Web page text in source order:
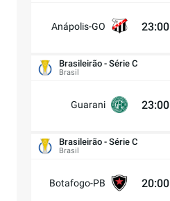
Anápolis-GO 23:00
Brasileirão - Série C
Brasil
Guarani 23:00
Brasileirão - Série C
Brasil
Botafogo-PB 20:00